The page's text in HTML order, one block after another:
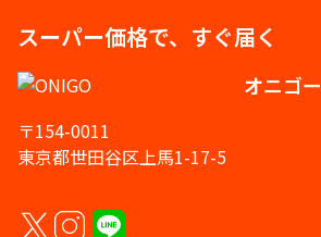
スーパー価格で、すぐ届く
オニゴー
〒154-0011
東京都世田谷区上馬1-17-5